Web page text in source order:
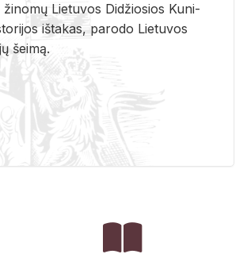
Lie­tu­vos Di­džio­sios Ku­ni­
iš­ta­kas, pa­ro­do Lie­tu­vos
šei­mą.